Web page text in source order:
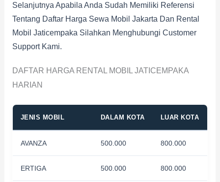
Selanjutnya Apabila Anda Sudah Memiliki Referensi
Tentang Daftar Harga Sewa Mobil Jakarta Dan Rental
Mobil Jaticempaka Silahkan Menghubungi Customer
Support Kami.
DAFTAR HARGA RENTAL MOBIL JATICEMPAKA
HARIAN
JENIS MOBIL DALAM KOTA LUAR KOTA
AVANZA 500.000 800.000
ERTIGA 500.000 800.000